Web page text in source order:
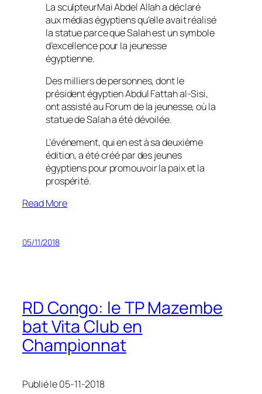
La sculpteurMai Abdel Allah a déclaré
aux médias égyptiens qu’elle avait réalisé
la statue parce que Salah est un symbole
d’excellence pour la jeunesse
égyptienne.
Des milliers de personnes, dont le
président égyptien Abdul Fattah al-Sisi,
ont assisté au Forum de la jeunesse, où la
statue de Salah a été dévoilée.
L’événement, qui en est à sa deuxième
édition, a été créé par des jeunes
égyptiens pour promouvoir la paix et la
prospérité.
Read More
05/11/2018
RD Congo: le TP Mazembe
bat Vita Club en
Championnat
Publié le 05-11-2018